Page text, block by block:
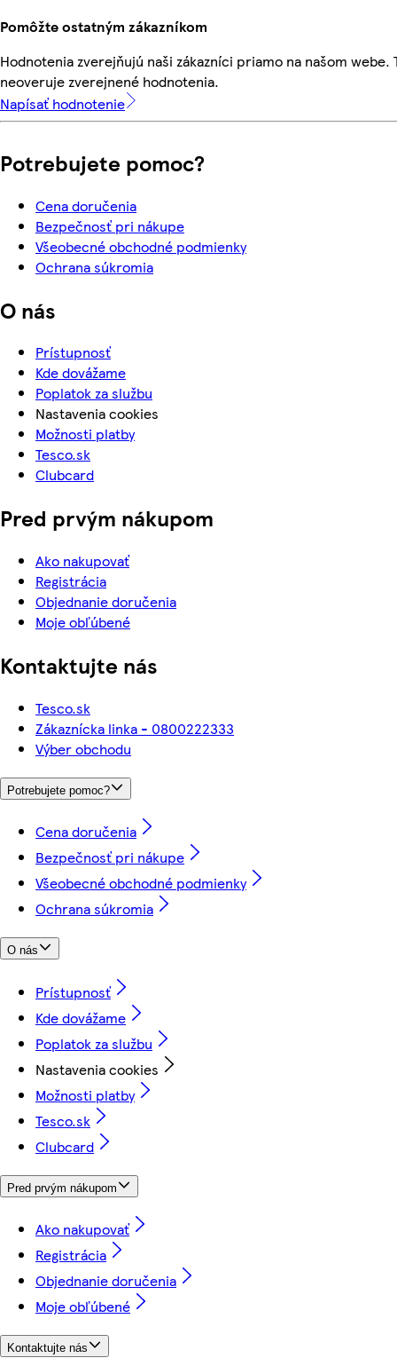
Pomôžte ostatným zákazníkom
Hodnotenia zverejňujú naši zákazníci priamo na našom webe.
neoveruje zverejnené hodnotenia.
Napísať hodnotenie
Potrebujete pomoc?
Cena doručenia
Bezpečnosť pri nákupe
Všeobecné obchodné podmienky
Ochrana súkromia
O nás
Prístupnosť
Kde dovážame
Poplatok za službu
Nastavenia cookies
Možnosti platby
Tesco.sk
Clubcard
Pred prvým nákupom
Ako nakupovať
Registrácia
Objednanie doručenia
Moje obľúbené
Kontaktujte nás
Tesco.sk
Zákaznícka linka - 0800222333
Výber obchodu
Potrebujete pomoc?
Cena doručenia
Bezpečnosť pri nákupe
Všeobecné obchodné podmienky
Ochrana súkromia
O nás
Prístupnosť
Kde dovážame
Poplatok za službu
Nastavenia cookies
Možnosti platby
Tesco.sk
Clubcard
Pred prvým nákupom
Ako nakupovať
Registrácia
Objednanie doručenia
Moje obľúbené
Kontaktujte nás